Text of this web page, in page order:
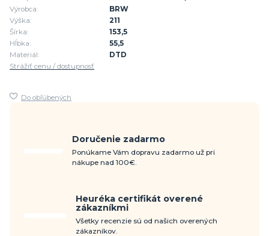
Výrobca:
BRW
Výška:
211
Šírka:
153,5
Hĺbka:
55,5
Materiál:
DTD
Strážiť cenu / dostupnosť
Do obľúbených
Doručenie zadarmo
Ponúkame Vám dopravu zadarmo už pri
nákupe nad 100€.
Heuréka certifikát overené
zákazníkmi
Všetky recenzie sú od našich overených
zákazníkov.